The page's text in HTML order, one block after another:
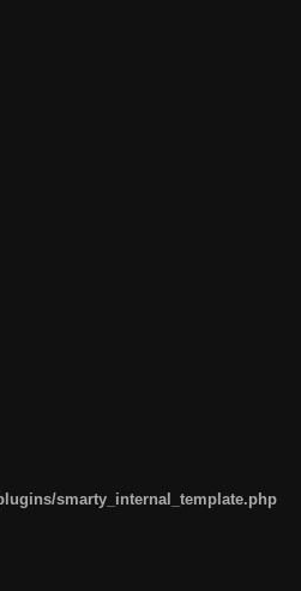
smarty_internal_template.php